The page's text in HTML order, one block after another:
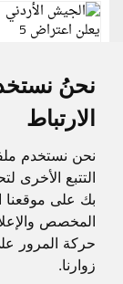
نحنُ
الارتباط
نحن نستخدم
التتبع الأخرى
بك على موقعنا
المخصص
حركة المرور
زوارنا.
جميع